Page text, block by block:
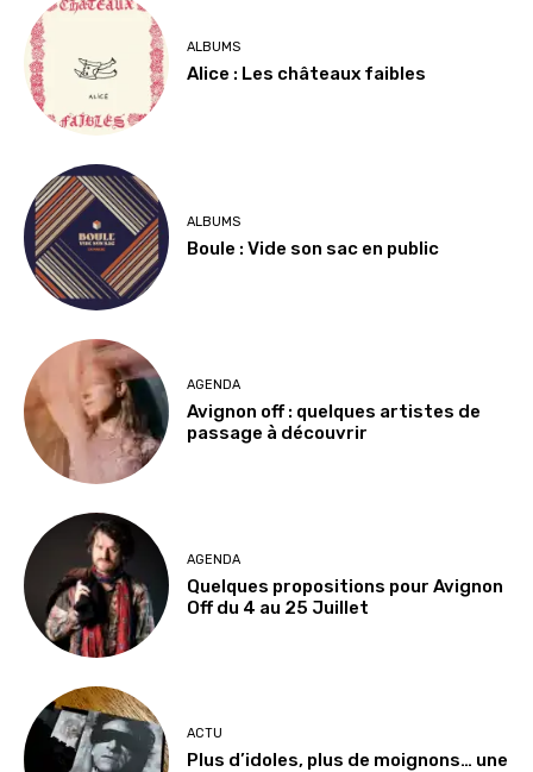
ALBUMS
Alice : Les châteaux faibles
ALBUMS
Boule : Vide son sac en public
AGENDA
Avignon off : quelques artistes de
passage à découvrir
AGENDA
Quelques propositions pour Avignon
Off du 4 au 25 Juillet
ACTU
Plus d’idoles, plus de moignons… une